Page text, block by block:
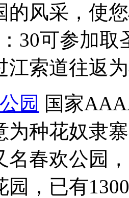
的风采，使
30可参加
江索道往返
园 国家
为种花奴隶
名春欢公园
园，已有